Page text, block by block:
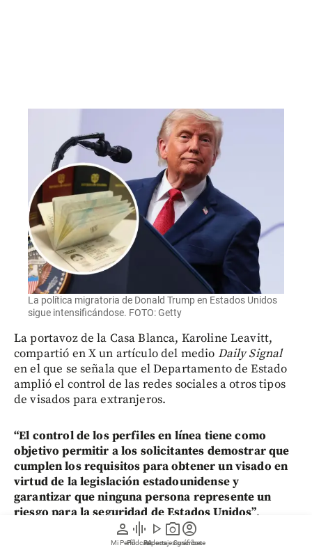
person
Mi Perfil
graphic_eq
Pódcast
play_arrow
Videos
photo_camera
Reportajes gráficos
account_circle
Suscríbete
La política migratoria de Donald Trump en Estados Unidos
sigue intensificándose. FOTO: Getty
La portavoz de la Casa Blanca, Karoline Leavitt,
compartió en X un artículo del medio Daily Signal
en el que se señala que el Departamento de Estado
amplió el control de las redes sociales a otros tipos
de visados para extranjeros.
“El control de los perfiles en línea tiene como
objetivo permitir a los solicitantes demostrar que
cumplen los requisitos para obtener un visado en
virtud de la legislación estadounidense y
garantizar que ninguna persona represente un
riesgo para la seguridad de Estados Unidos”,
declaró por su parte en un correo electrónico a la
un portavoz del Departamento de Estado.